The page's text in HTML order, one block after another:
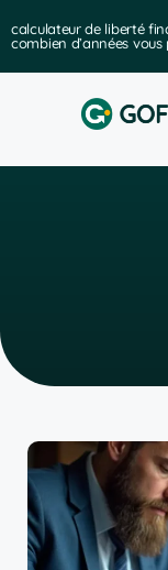
calculateur de liberté
combien d’années